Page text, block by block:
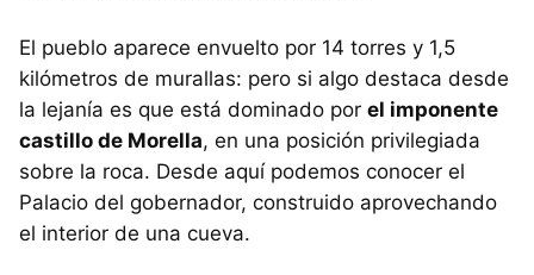
El pueblo aparece envuelto por 14 torres y 1,5
kilómetros de murallas: pero si algo destaca desde
la lejanía es que está dominado por el imponente
castillo de Morella, en una posición privilegiada
sobre la roca. Desde aquí podemos conocer el
Palacio del gobernador, construido aprovechando
el interior de una cueva.